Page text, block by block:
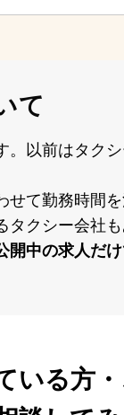
て
以前はタク
て勤務時間
クシー会社も
中の求⼈だ
いる方